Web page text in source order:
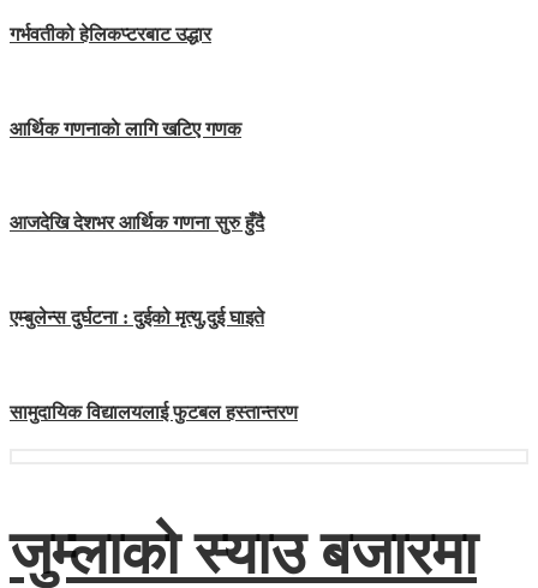
गर्भवतीको हेलिकप्टरबाट उद्धार
आर्थिक गणनाकाे लागि खटिए गणक
आजदेखि देशभर आर्थिक गणना सुरु हुँदै
एम्बुलेन्स दुर्घटना : दुईको मृत्यु,दुई घाइते
सामुदायिक विद्यालयलाई फुटबल हस्तान्तरण
जुम्लाको स्याउ बजारमा